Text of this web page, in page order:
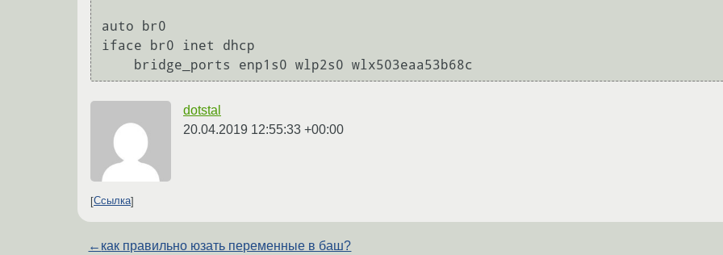
auto br0
iface br0 inet dhcp
dotstal
20.04.2019 12:55:33 +00:00
Ссылка
← как правильно юзать переменные в баш?